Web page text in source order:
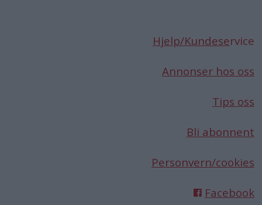
Hjelp/Kundeservice
Annonser hos oss
Tips oss
Bli abonnent
Personvern/cookies
Facebook